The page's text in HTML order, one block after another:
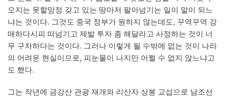
오지는 못할망정 갖고 있는 땅마저 팔아넘기는 일이 말이 되느
냐는 것이다. 그것도 중국 정부가 원하지 않는데도, 꾸역꾸역 강
매하다시피 떠넘기고 제발 투자 좀 해달라고 사정하는 것이 너
무 구차하다는 것이다. 그러나 이렇게 될 수밖에 없는 것이 나라
의 어려운 현실이므로, 피눈물이 나지만 어쩔 수 없지 않느냐고
도 했다.
그는 작년에 금강산 관광 재개와 리산자 상봉 교섭으로 남조선